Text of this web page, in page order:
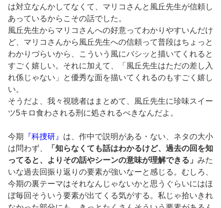
は対立なんかしてなくて、マリコさんと風丘先生が信頼し
あっているからこその話でした。
風丘先生からマリコさんへの好意ってわかりやすいんだけ
ど、マリコさんから風丘先生への信頼って普段はちょっと
わかりづらいから、こういう風にバシッと描いてくれると
すごく嬉しい。それに加えて、「風丘先生はただの差し入
れ係じゃない」と優秀な面を描いてくれるのもすごく嬉し
い。
そうだよ、我々視聴者はまとめて、風丘先生に珍味スイー
ツ5キロ食わされる刑に処されるべきなんだよ。
今期 『科捜研』 は、作中で説明がある・ない、ネタの大小
は問わず、
「知らなくても話はわかるけど、過去の回を知
ってると、よりその話やシーンの意味が理解できる」 みた
いな過去回振り返りの要素が強いなーと感じる。むしろ、
今期の裏テーマはそれなんじゃないかと思うぐらいにはほ
ぼ毎回そういう要素が出てくる気がする。私じゃ拾いきれ